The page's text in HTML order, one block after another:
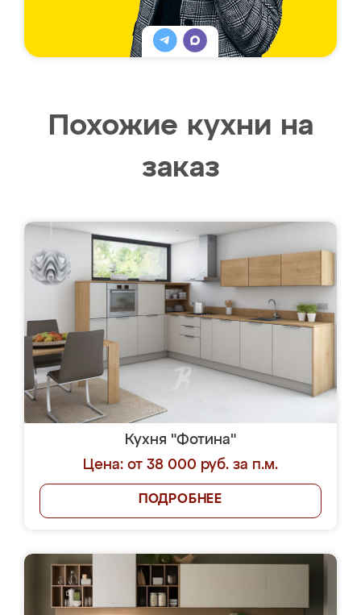
Похожие кухни на
заказ
Кухня "Фотина"
Цена: от 38 000 руб. за п.м.
ПОДРОБНЕЕ